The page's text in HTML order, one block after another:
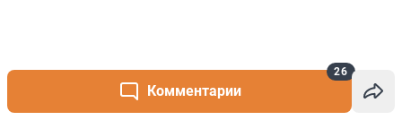
Комментарии
26